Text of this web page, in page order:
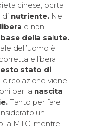
cinese, porta
di nutriente. Nel
e non
della salute.
dell’uomo è
e libera
stato di
circolazione viene
per la nascita
Tanto per fare
un
la MTC, mentre